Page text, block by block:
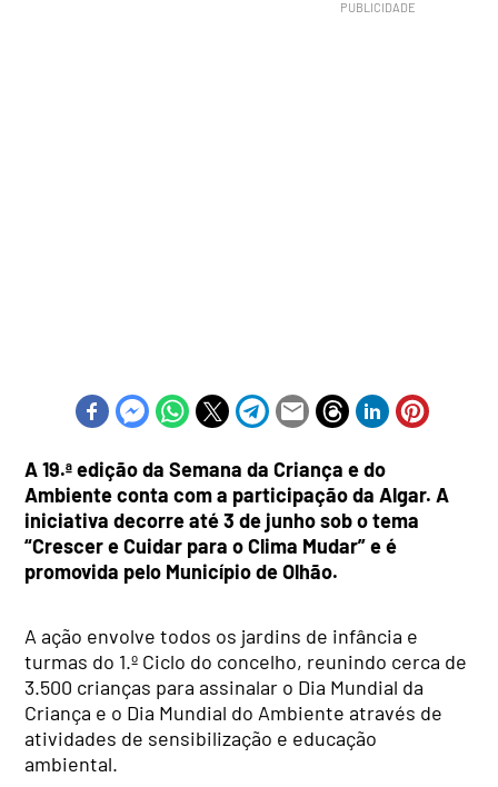
A 19.ª edição da Semana da Criança e do
Ambiente conta com a participação da Algar. A
iniciativa decorre até 3 de junho sob o tema
“Crescer e Cuidar para o Clima Mudar” e é
promovida pelo Município de Olhão.
A ação envolve todos os jardins de infância e
turmas do 1.º Ciclo do concelho, reunindo cerca de
3.500 crianças para assinalar o Dia Mundial da
Criança e o Dia Mundial do Ambiente através de
atividades de sensibilização e educação
ambiental.